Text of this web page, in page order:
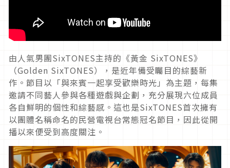
由人氣男團SixTONES主持的《黃金 SixTONES》
（Golden SixTONES），是近年備受矚目的綜藝新
作。節目以「與來賓一起享受歡樂時光」為主題，每集
邀請不同藝人參與各種遊戲與企劃，充分展現六位成員
各自鮮明的個性和綜藝感。這也是SixTONES首次擁有
以團體名稱命名的民營電視台常態冠名節目，因此從開
播以來便受到高度關注。